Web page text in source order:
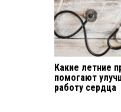
Какие летние
помогают
работу сердца